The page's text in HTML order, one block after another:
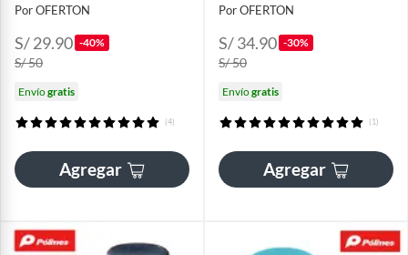
Por OFERTON
S/ 29.90 -40%
S/ 50
Envíogratis
(4)
Agregar
Por OFERTON
S/ 34.90 -30%
S/ 50
Envíogratis
(1)
Agregar